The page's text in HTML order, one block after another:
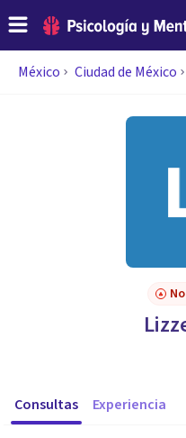
México Ciudad de México
Consultas Experiencia